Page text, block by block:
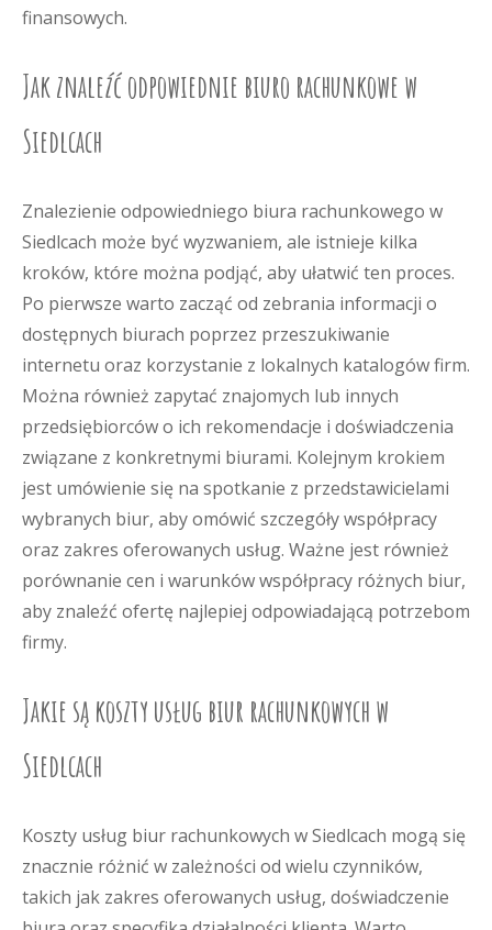
finansowych.
Jak znaleźć odpowiednie biuro rachunkowe w
Siedlcach
Znalezienie odpowiedniego biura rachunkowego w
Siedlcach może być wyzwaniem, ale istnieje kilka
kroków, które można podjąć, aby ułatwić ten proces.
Po pierwsze warto zacząć od zebrania informacji o
dostępnych biurach poprzez przeszukiwanie
internetu oraz korzystanie z lokalnych katalogów firm.
Można również zapytać znajomych lub innych
przedsiębiorców o ich rekomendacje i doświadczenia
związane z konkretnymi biurami. Kolejnym krokiem
jest umówienie się na spotkanie z przedstawicielami
wybranych biur, aby omówić szczegóły współpracy
oraz zakres oferowanych usług. Ważne jest również
porównanie cen i warunków współpracy różnych biur,
aby znaleźć ofertę najlepiej odpowiadającą potrzebom
firmy.
Jakie są koszty usług biur rachunkowych w
Siedlcach
Koszty usług biur rachunkowych w Siedlcach mogą się
znacznie różnić w zależności od wielu czynników,
takich jak zakres oferowanych usług, doświadczenie